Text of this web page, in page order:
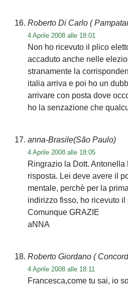
Roberto Di Carlo (
4 Aprile 2008 alle 18:01
Non ho ricevuto il plico
accaduto anche nelle
stranamente la
italia arriva e poi ho un
arrivare con posta dove
ho la senzazione che
anna-Brasile(São Paulo)
4 Aprile 2008 alle 18:05
Ringrazio la Dott. Antonella
risposta. Lei deve avere il
mentale, perchè per la
indirizzo fisso, ho ricevuto
Comunque GRAZIE
aNNA
Roberto Giordano (
4 Aprile 2008 alle 18:11
Francesca,come tu sai, io